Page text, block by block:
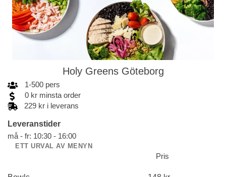
Holy Greens Göteborg
1-500 pers
0 kr minsta order
229 kr i leverans
Leveranstider
må - fr: 10:30 - 16:00
ETT URVAL AV MENYN
Pris